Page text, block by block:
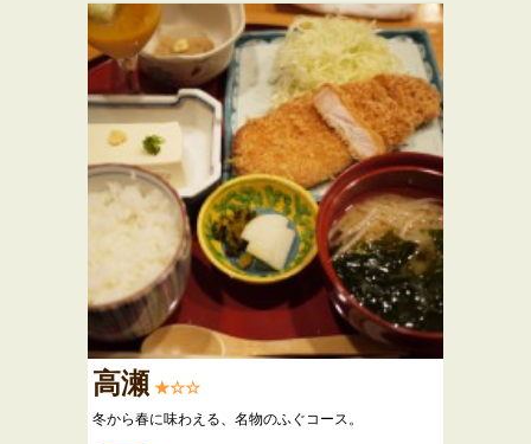
高瀬 ★☆☆
冬から春に味わえる、名物のふぐコース。